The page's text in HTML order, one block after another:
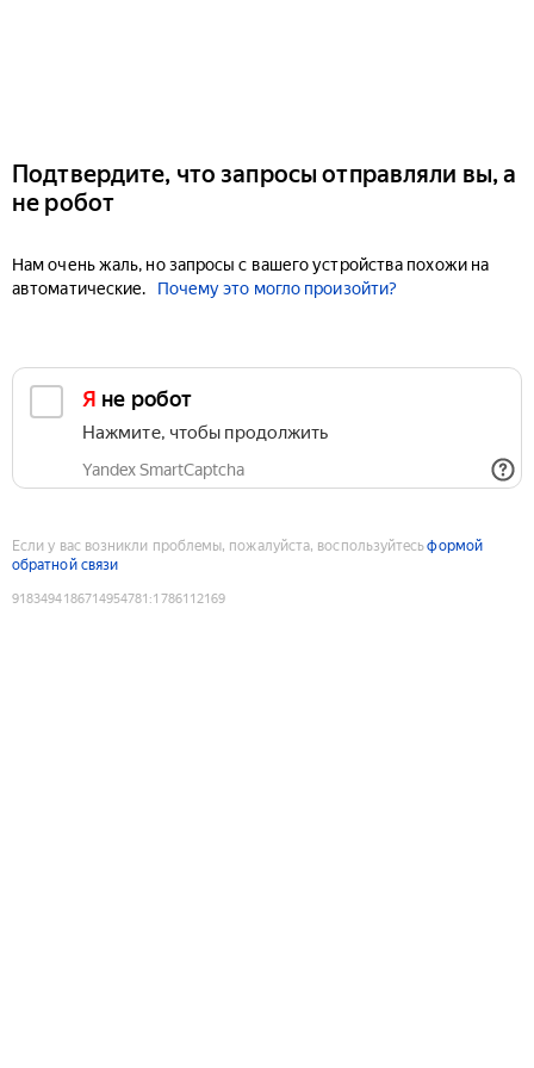
Подтвердите, что запросы отправляли вы, а
не робот
Нам очень жаль, но запросы с вашего устройства похожи на
автоматические.
Почему это могло произойти?
Я не робот
Нажмите, чтобы продолжить
Yandex SmartCaptcha
Если у вас возникли проблемы, пожалуйста, воспользуйтесьформой
обратной связи
9183494186714954781 :1786112169